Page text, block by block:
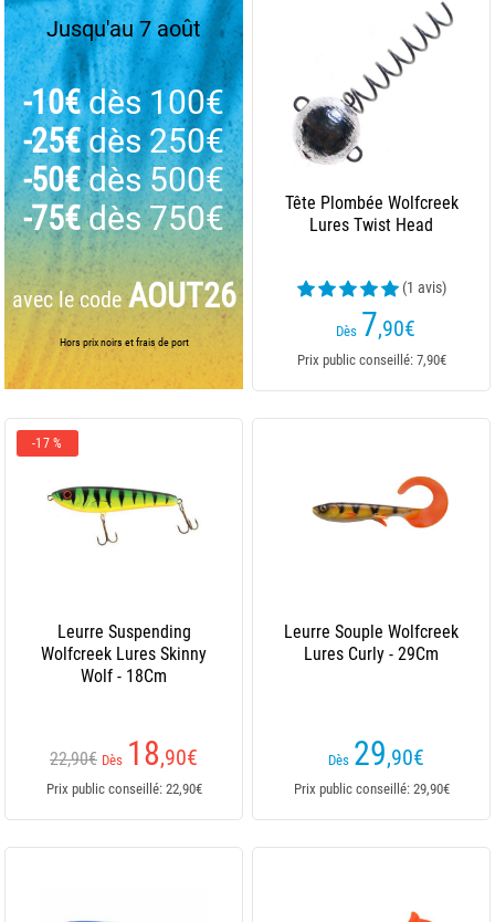
Jusqu'au 7 août
-10€ dès 100€
-25€ dès 250€
-50€ dès 500€
-75€ dès 750€
avec le code AOUT26
Hors prix noirs et frais de port
Tête Plombée Wolfcreek
Lures Twist Head
(1 avis)
Dès 7,90€
Prix public conseillé: 7,90€
-17 %
Leurre Suspending
Wolfcreek Lures Skinny
Wolf - 18Cm
22,90€ Dès 18,90€
Prix public conseillé: 22,90€
Leurre Souple Wolfcreek
Lures Curly - 29Cm
Dès 29,90€
Prix public conseillé: 29,90€